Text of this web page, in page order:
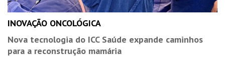
INOVAÇÃO ONCOLÓGICA
Nova tecnologia do ICC Saúde expande caminhos
para a reconstrução mamária